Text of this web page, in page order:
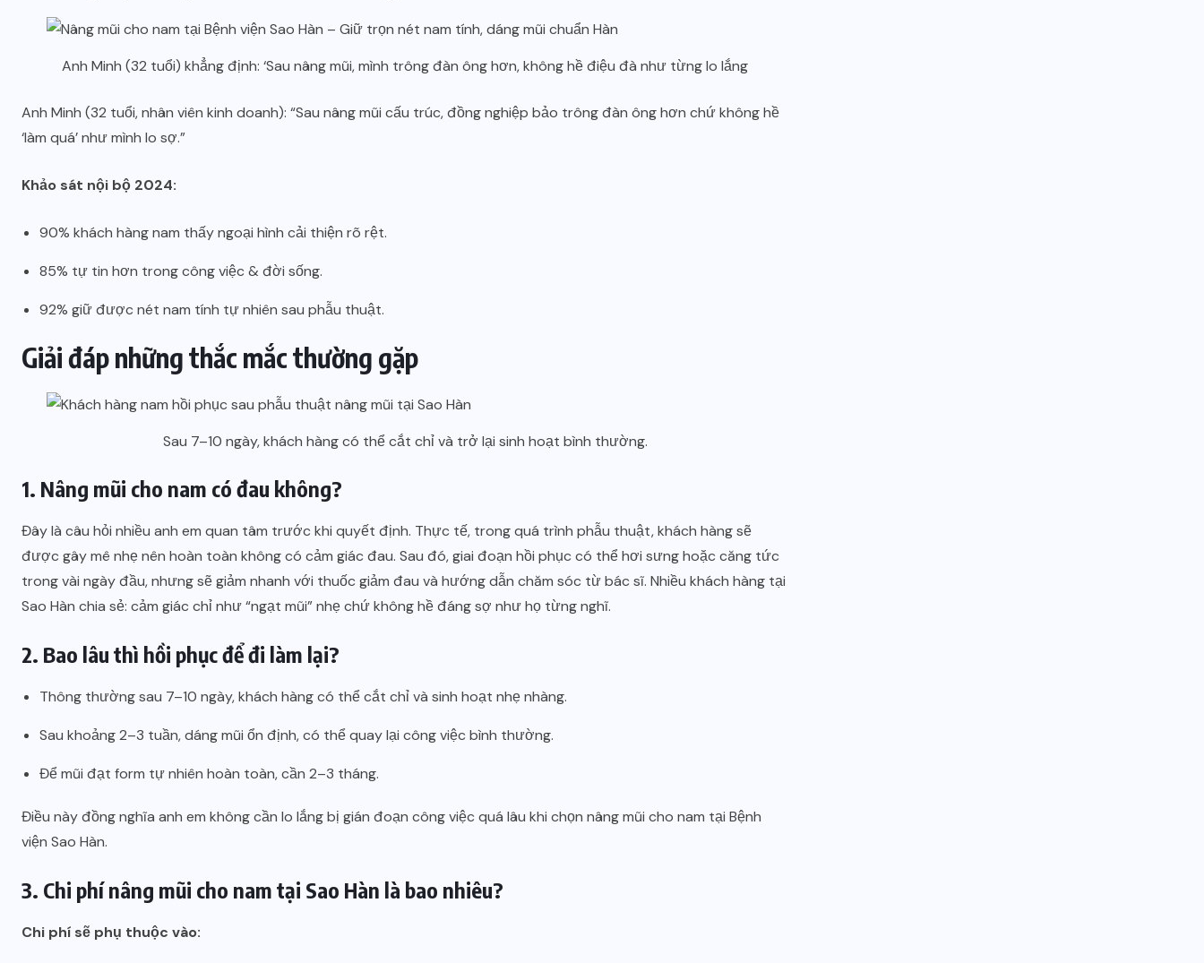
Anh Minh (32 tuổi) khẳng định: ‘Sau nâng mũi, mình trông đàn ông hơn, không hề điệu đà như từng lo lắng
Anh Minh (32 tuổi, nhân viên kinh doanh): “Sau nâng mũi cấu trúc, đồng nghiệp bảo trông đàn ông hơn chứ không hề
‘làm quá’ như mình lo sợ.”
Khảo sát nội bộ 2024:
90% khách hàng nam thấy ngoại hình cải thiện rõ rệt.
85% tự tin hơn trong công việc & đời sống.
92% giữ được nét nam tính tự nhiên sau phẫu thuật.
Giải đáp những thắc mắc thường gặp
Sau 7–10 ngày, khách hàng có thể cắt chỉ và trở lại sinh hoạt bình thường.
1. Nâng mũi cho nam có đau không?
Đây là câu hỏi nhiều anh em quan tâm trước khi quyết định. Thực tế, trong quá trình phẫu thuật, khách hàng sẽ
được gây mê nhẹ nên hoàn toàn không có cảm giác đau. Sau đó, giai đoạn hồi phục có thể hơi sưng hoặc căng tức
trong vài ngày đầu, nhưng sẽ giảm nhanh với thuốc giảm đau và hướng dẫn chăm sóc từ bác sĩ. Nhiều khách hàng tại
Sao Hàn chia sẻ: cảm giác chỉ như “ngạt mũi” nhẹ chứ không hề đáng sợ như họ từng nghĩ.
2. Bao lâu thì hồi phục để đi làm lại?
Thông thường sau 7–10 ngày, khách hàng có thể cắt chỉ và sinh hoạt nhẹ nhàng.
Sau khoảng 2–3 tuần, dáng mũi ổn định, có thể quay lại công việc bình thường.
Để mũi đạt form tự nhiên hoàn toàn, cần 2–3 tháng.
Điều này đồng nghĩa anh em không cần lo lắng bị gián đoạn công việc quá lâu khi chọn nâng mũi cho nam tại Bệnh
viện Sao Hàn.
3. Chi phí nâng mũi cho nam tại Sao Hàn là bao nhiêu?
Chi phí sẽ phụ thuộc vào: